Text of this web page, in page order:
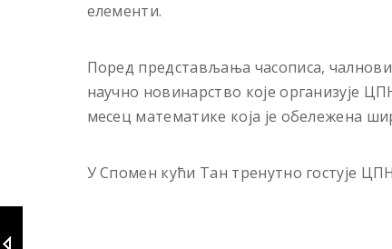
елементи.
Поред представљања часописа,
научно новинарство које организује
месец математике која је обележена
У Спомен кући Тан тренутно гостује